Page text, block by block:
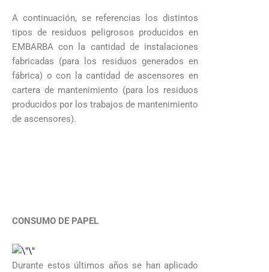
A continuación, se referencias los distintos
tipos de residuos peligrosos producidos en
EMBARBA con la cantidad de instalaciones
fabricadas (para los residuos generados en
fábrica) o con la cantidad de ascensores en
cartera de mantenimiento (para los residuos
producidos por los trabajos de mantenimiento
de ascensores).
CONSUMO DE PAPEL
Durante estos últimos años se han aplicado